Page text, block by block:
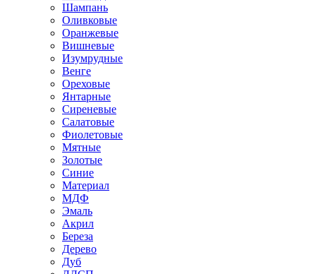
Шампань
Оливковые
Оранжевые
Вишневые
Изумрудные
Венге
Ореховые
Янтарные
Сиреневые
Салатовые
Фиолетовые
Мятные
Золотые
Синие
Материал
МДФ
Эмаль
Акрил
Береза
Дерево
Дуб